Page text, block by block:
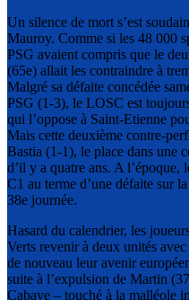
Un silence de mort s’est
Mauroy. Comme si les 48 000
PSG avaient compris que le
(65e) allait les contraindre à
Malgré sa défaite concédée
PSG (1-3), le LOSC est
qui l’oppose à Saint-Etienne
Mais cette deuxième contre-
Bastia (1-1), le place dans une
d’il y a quatre ans. A l’époque,
C1 au terme d’une défaite sur
38e journée.
Hasard du calendrier, les
Verts revenir à deux unités
de nouveau leur avenir
suite à l’expulsion de Martin
Cabaye – touché à la malléole